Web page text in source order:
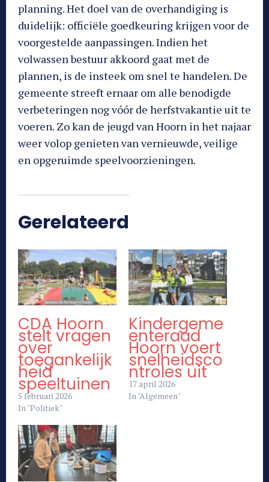
planning. Het doel van de overhandiging is
duidelijk: officiële goedkeuring krijgen voor de
voorgestelde aanpassingen. Indien het
volwassen bestuur akkoord gaat met de
plannen, is de insteek om snel te handelen. De
gemeente streeft ernaar om alle benodigde
verbeteringen nog vóór de herfstvakantie uit te
voeren. Zo kan de jeugd van Hoorn in het najaar
weer volop genieten van vernieuwde, veilige
en opgeruimde speelvoorzieningen.
Gerelateerd
CDA Hoorn
stelt vragen
over
toegankelijk
heid
speeltuinen
5 februari 2026
In "Politiek"
Kindergeme
enteraad
Hoorn voert
snelheidsco
ntroles uit
17 april 2026
In "Algemeen"